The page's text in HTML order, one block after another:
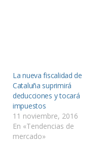
La nueva fiscalidad de
Cataluña suprimirá
deducciones y tocará
impuestos
11 noviembre, 2016
En «Tendencias de
mercado»